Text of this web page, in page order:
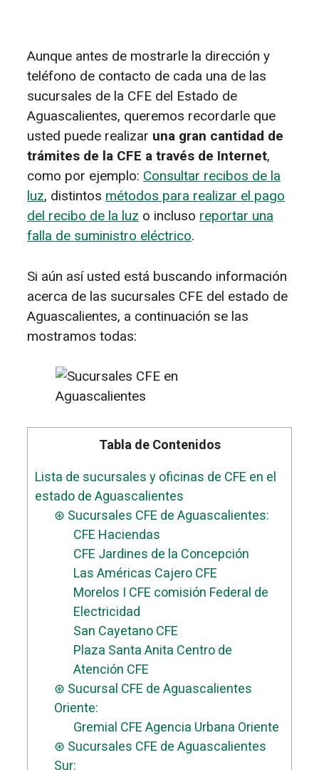
Aunque antes de mostrarle la dirección y
teléfono de contacto de cada una de las
sucursales de la CFE del Estado de
Aguascalientes, queremos recordarle que
usted puede realizar una gran cantidad de
trámites de la CFE a través de Internet,
como por ejemplo: Consultar recibos de la
luz, distintos métodos para realizar el pago
del recibo de la luz o incluso reportar una
falla de suministro eléctrico.
Si aún así usted está buscando información
acerca de las sucursales CFE del estado de
Aguascalientes, a continuación se las
mostramos todas:
Tabla de Contenidos
Lista de sucursales y oficinas de CFE en el
estado de Aguascalientes
⊛ Sucursales CFE de Aguascalientes:
CFE Haciendas
CFE Jardines de la Concepción
Las Américas Cajero CFE
Morelos I CFE comisión Federal de
Electricidad
San Cayetano CFE
Plaza Santa Anita Centro de
Atención CFE
⊛ Sucursal CFE de Aguascalientes
Oriente:
Gremial CFE Agencia Urbana Oriente
⊛ Sucursales CFE de Aguascalientes
Sur: